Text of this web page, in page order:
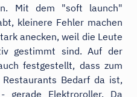
Mit dem "soft launch"
kleinere Fehler machen
anecken, weil die Leute
gestimmt sind. Auf der
festgestellt, dass zum
Bedarf da ist,
gerade Elektroroller. Da